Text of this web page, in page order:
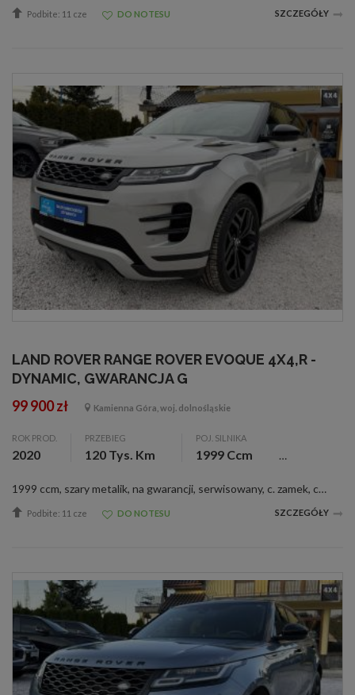
Podbite: 11 cze DO NOTESU SZCZEGÓŁY
LAND ROVER RANGE ROVER EVOQUE 4X4,R -
DYNAMIC, GWARANCJA G
99 900 zł Kamienna Góra, woj. dolnośląskie
ROK PROD.
2020
PRZEBIEG
120 Tys. Km
POJ. SILNIKA
1999 Ccm
1999 ccm, szary metalik, na gwarancji, serwisowany, c. zamek, czujnik deszczu, el. reg. lusterka, wspom. kier., &lt;b&gt;Witam Państwa&lt;\/b&gt; Do sprzedania posiadamy bezwypadkowego &lt;b&gt;Land Rovera Range Rovera Evoquea po facelitingu SE drugi...
Podbite: 11 cze DO NOTESU SZCZEGÓŁY